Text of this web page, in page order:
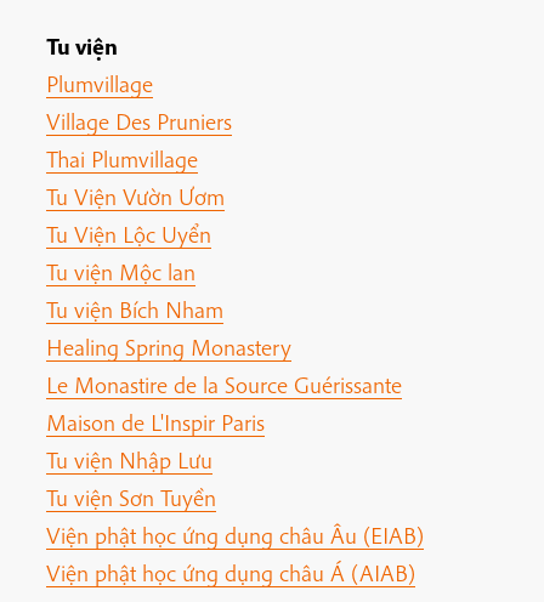
Tu viện
Plumvillage
Village Des Pruniers
Thai Plumvillage
Tu Viện Vườn Ươm
Tu Viện Lộc Uyển
Tu viện Mộc lan
Tu viện Bích Nham
Healing Spring Monastery
Le Monastire de la Source Guérissante
Maison de L'Inspir Paris
Tu viện Nhập Lưu
Tu viện Sơn Tuyền
Viện phật học ứng dụng châu Âu (EIAB)
Viện phật học ứng dụng châu Á (AIAB)